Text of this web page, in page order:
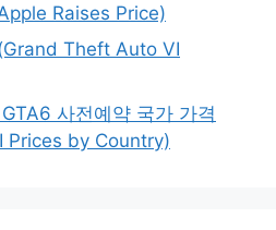
Raises Price)
Theft Auto VI
사전예약 국가 가격
Prices by Country)